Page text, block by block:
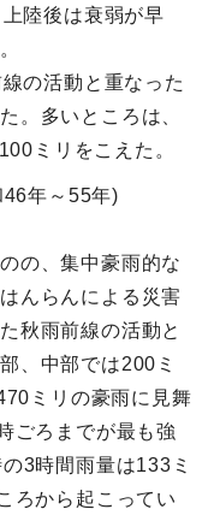
陸後は衰弱が早
の活動と重なった
。多いところは、
ミリをこえた。
46年～55年)
の、集中豪雨的な
んらんによる災害
秋雨前線の活動と
、中部では200ミ
ミリの豪雨に見舞
ごろまでが最も強
3時間雨量は133ミ
ろから起こってい